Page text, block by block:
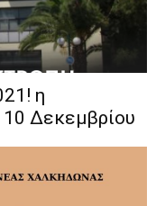
η
10 Δεκεμβρίου